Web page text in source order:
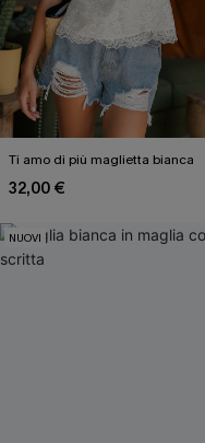
Ti amo di più maglietta bianca
32,00 €
NUOVI